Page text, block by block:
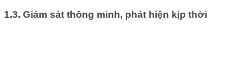
1.3. Giám sát thông minh, phát hiện kịp thời